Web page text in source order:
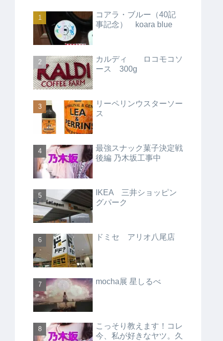
コアラ・ブルー（40記
事記念） koara blue
カルディ ロコモコソ
ース 300g
リーペリンウスターソー
ス
最強スナック菓子決定戦
後編 乃木坂工事中
IKEA 三井ショッピン
グパーク
ドミセ アリオ八尾店
mocha展 星しるべ
こっそり教えます！コレ
今、私が好きなヤツ。久